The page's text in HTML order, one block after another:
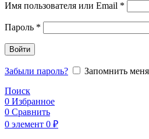
Имя пользователя или Email *
Пароль *
Войти
Забыли пароль?
Запомнить меня
Поиск
0 Избранное
0 Сравнить
0 элемент 0 ₽